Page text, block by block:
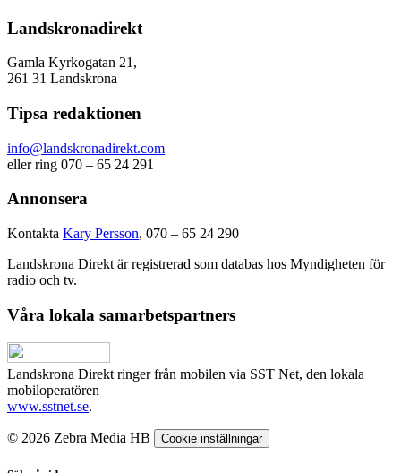
Landskronadirekt
Gamla Kyrkogatan 21,
261 31 Landskrona
Tipsa redaktionen
info@landskronadirekt.com
eller ring 070 – 65 24 291
Annonsera
Kontakta Kary Persson, 070 – 65 24 290
Landskrona Direkt är registrerad som databas hos Myndigheten för
radio och tv.
Våra lokala samarbetspartners
Landskrona Direkt ringer från mobilen via SST Net, den lokala
mobiloperatören
www.sstnet.se.
© 2026 Zebra Media HB Cookie inställningar